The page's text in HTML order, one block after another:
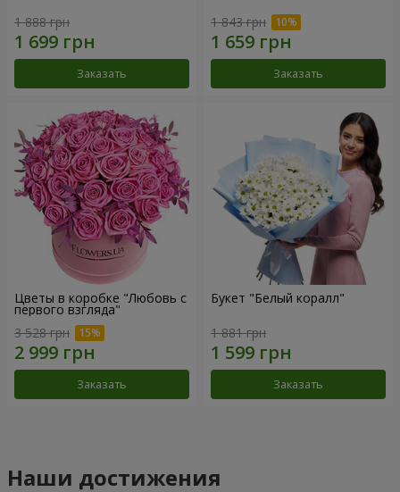
1 888 грн
Заказать
1 843 грн
Заказать
Цветы в коробке "Любовь с
первого взгляда"
3 528 грн
Заказать
Букет "Белый коралл"
1 881 грн
Заказать
Наши достижения